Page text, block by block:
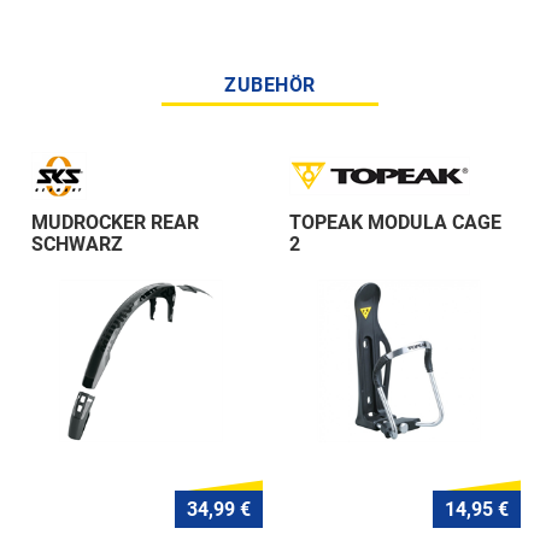
ZUBEHÖR
MUDROCKER REAR
SCHWARZ
34,99 €
TOPEAK MODULA CAGE
2
14,95 €